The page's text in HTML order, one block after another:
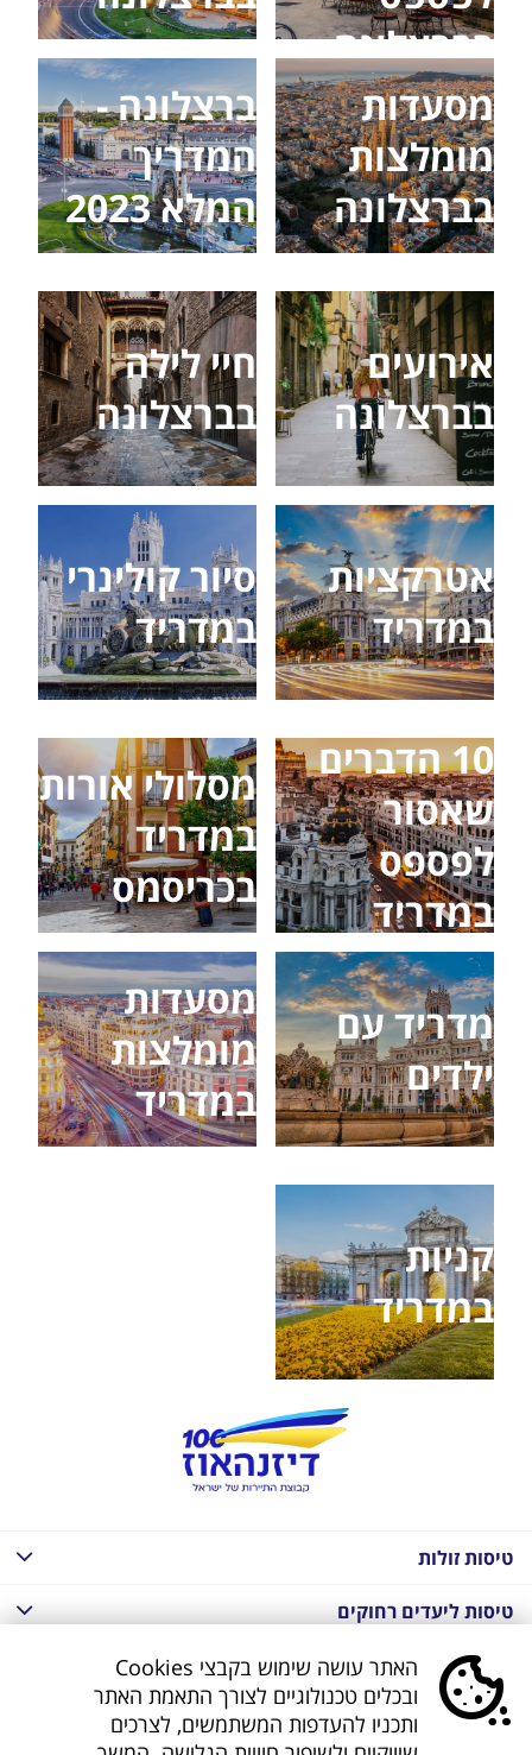
בברצלונה
מסעדות
מומלצות
בברצלונה
ברצלונה -
המדריך
המלא 2023
אירועים
בברצלונה
חיי לילה
בברצלונה
אטרקציות
במדריד
סיור קולינרי
במדריד
10 הדברים
שאסור
לפספס
במדריד
מסלולי אורות
במדריד
בכריסמס
מדריד עם
ילדים
מסעדות
מומלצות
במדריד
קניות
במדריד
טיסות זולות
טיסות ליעדים רחוקים
חבילות נופש בחו"ל
חבילות נופש בחו"ל
האתר עושה שימוש בקבצי Cookies
ובכלים טכנולוגיים לצורך התאמת האתר
ותכניו להעדפות המשתמשים, לצרכים